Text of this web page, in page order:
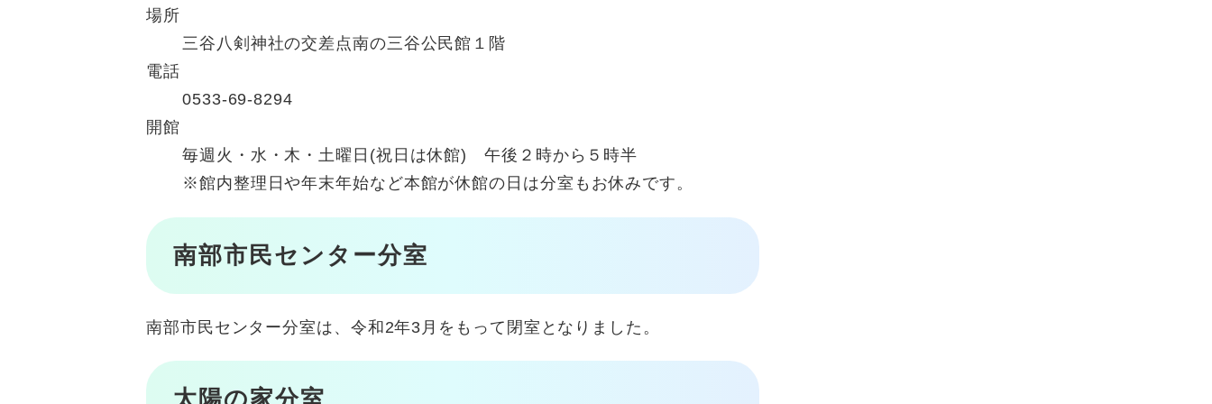
場所
三谷八剣神社の交差点南の三谷公民館１階
電話
0533-69-8294
開館
毎週火・水・木・土曜日(祝日は休館) 午後２時から５時半
※館内整理日や年末年始など本館が休館の日は分室もお休みです。
南部市民センター分室
南部市民センター分室は、令和2年3月をもって閉室となりました。